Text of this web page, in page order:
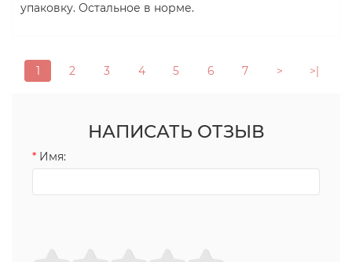
упаковку. Остальное в норме.
1 2 3 4 5 6 7 > >|
НАПИСАТЬ ОТЗЫВ
Имя: